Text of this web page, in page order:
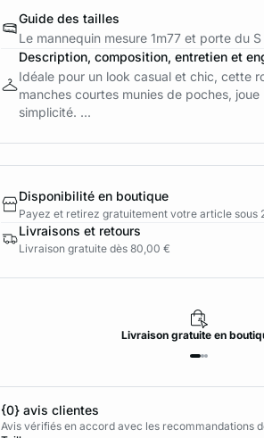
Guide des tailles
Le mannequin mesure 1m77 et porte du S
Description, composition, entretien et
Idéale pour un look casual et chic, cette
manches courtes munies de poches, joue
simplicité. ...
Disponibilité en boutique
Payez et retirez gratuitement votre article sous
Livraisons et retours
Livraison gratuite dès 80,00 €
Livraison gratuite en
{0} avis clientes
Avis vérifiés en accord avec les recommandations